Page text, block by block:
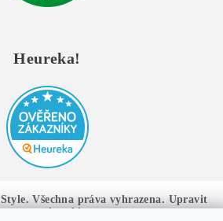
Heureka!
. Všechna práva vyhrazena. Upravit
nastavení cookies